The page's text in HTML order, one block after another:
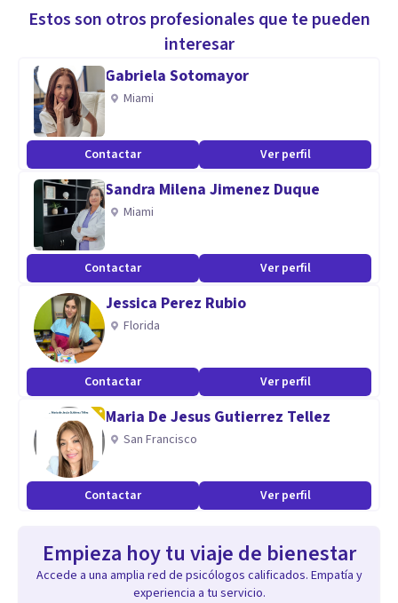
Clínica Sexológica y Tratamiento Individual y de Pareja en la
Aptitudes
Soy cercana y empática, con gran capacidad de escucha y de
templanza para las situaciones complicadas. El respeto y la
colaboración son dos de las grandes actitudes que rigen mi
vida personal y profesional.
Estos son otros profesionales que te pueden
interesar
Gabriela Sotomayor
Miami
Contactar Ver perfil
Sandra Milena Jimenez Duque
Miami
Contactar Ver perfil
Jessica Perez Rubio
Florida
Contactar Ver perfil
Maria De Jesus Gutierrez Tellez
San Francisco
Contactar Ver perfil
Empieza hoy tu viaje de bienestar
Accede a una amplia red de psicólogos calificados. Empatía y
experiencia a tu servicio.